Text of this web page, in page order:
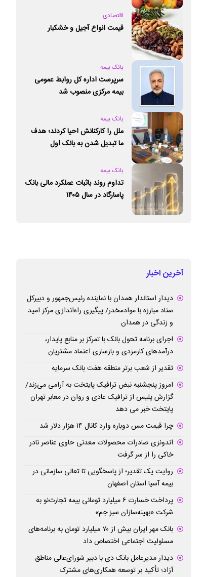
اجازه نخواهیم داد حق باشگاه و مردم اردکان
را ضایع کنند
همبستگی ملی،
اقتصادی کشور
اقتصادی
قیمت انواع آجیل و خشکبار
بانک بیمه
سرپرست اداره کل روابط عمومی
بیمه مرکزی منصوب شد
بانک بیمه
ملل را کارکنانش احیا کردند؛ هدف
ما تبدیل شدن به بانک اول
بانک بیمه
تداوم روند باثبات عملکرد مالی بانک
پاسارگاد در سال ۱۴۰۵
آخرین اخبار
دیدار استاندار همدان با نماینده رئیس‌جمهور و دبیرکل
ستاد مبارزه با موادمخدر/ پیگیری راه‌اندازی مرکز امید
و زندگی در همدان
اجرای برنامه تحول بانک با تمرکز بر منابع پایدار،
درآمدهای کارمزدی و بازسازی اعتماد مشتریان
تقدیر از شعب برتر منطقه هفت بانک سرمایه
امروز پنجشنبه نبض ترافیک پایتخت به آرامی می‌زند/
گزارش پلیس از ترافیک عادی و روان در معابر تهران
پایتخت خبر می دهد
چرا قیمت مس دوباره وارد کانال ۱۴ هزار دلار شد
اندونزی صادرات محصولات معدنی حاوی عناصر نادر
خاکی را از سر گرفت
روایت یک تقدیر؛ از پاسخگویی تا تعالی سازمانی در
بیمه آسیا استان اصفهان
پرداخت خسارت ۶ میلیارد تومانی بیمه تجارت‌نو به
شرکت «بهینه‌سازان سبز جم»
بانک مهر ایران بیش از ۷۰ میلیارد تومان به برنامه‌های
مسئولیت اجتماعی اختصاص داد
دیدار مدیرعامل بانک دی با دبیر شورای‌عالی مناطق
آزاد؛ تأکید بر توسعه همکاری‌های مشترک